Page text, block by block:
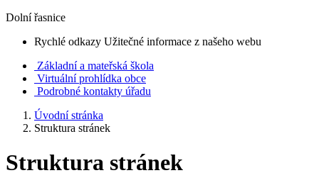
Dolní řasnice
Rychlé odkazy Užitečné informace z našeho webu
Základní a mateřská škola
Virtuální prohlídka obce
Podrobné kontakty úřadu
Úvodní stránka
Struktura stránek
Struktura stránek